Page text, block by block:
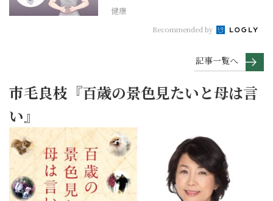
健康
Recommended by
記事一覧へ
市毛良枝『百歳の景色見たいと母は言
い』